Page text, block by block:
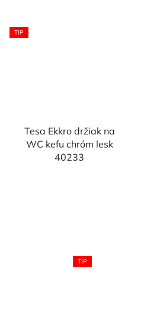
TIP
Tesa Ekkro držiak na
WC kefu chróm lesk
40233
TIP